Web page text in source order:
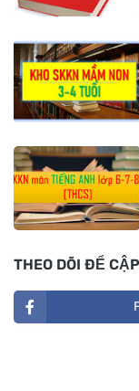
THEO DÕI ĐỂ